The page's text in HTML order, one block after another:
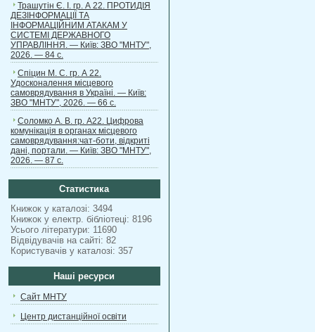
Трашутін Є. І. гр. А 22. ПРОТИДІЯ
ДЕЗІНФОРМАЦІЇ ТА
ІНФОРМАЦІЙНИМ АТАКАМ У
СИСТЕМІ ДЕРЖАВНОГО
УПРАВЛІННЯ. — Київ: ЗВО "МНТУ",
2026. — 84 с.
Спіцин М. С. гр. А 22.
Удосконалення місцевого
самоврядування в Україні. — Київ:
ЗВО "МНТУ", 2026. — 66 с.
Соломко А. В. гр. А22. Цифрова
комунікація в органах місцевого
самоврядування:чат-боти, відкриті
дані, портали. — Київ: ЗВО "МНТУ",
2026. — 87 с.
Статистика
Книжок у каталозі: 3494
Книжок у електр. бібліотеці: 8196
Усього літератури: 11690
Відвідувачів на сайті: 82
Користувачів у каталозі: 357
Наші ресурси
Сайт МНТУ
Центр дистанційної освіти